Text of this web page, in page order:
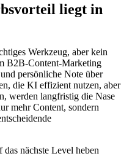
liegt in
Werkzeug, aber kein
B2B-Content-Marketing
persönliche Note über
die KI effizient nutzen, aber
werden langfristig die Nase
mehr Content, sondern
nächste Level heben